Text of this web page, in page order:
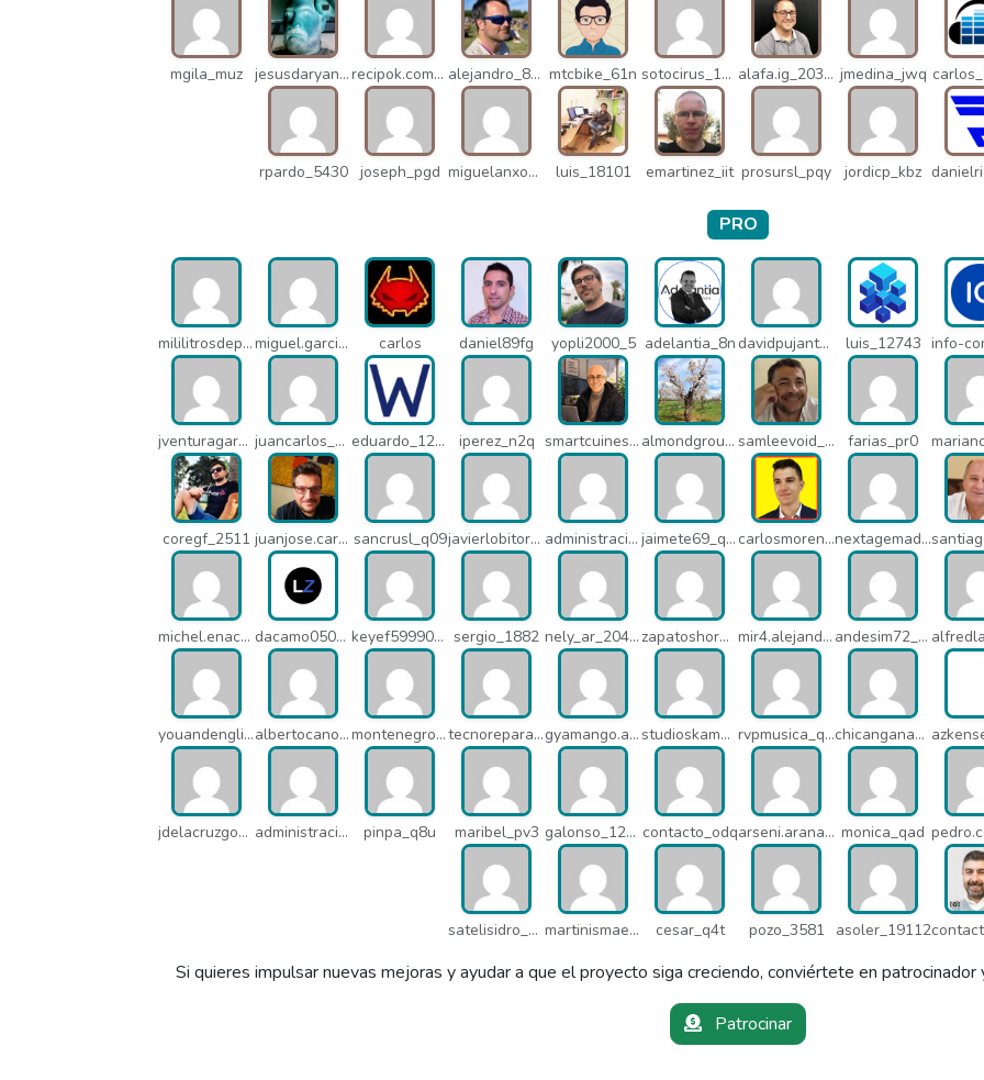
mgila_muz jesusdaryanani_mko recipok.com_n5u alejandro_8931 mtcbike_61n sotocirus_11872 alafa.ig_20338 jmedina_jwq
rpardo_5430 joseph_pgd miguelanxogomez_21982 luis_18101 emartinez_iit prosursl_pqy jordicp_kbz
PRO
mililitrosdeperfume_lao miguel.garcia_l25 carlos daniel89fg yopli2000_5 adelantia_8n davidpujantelopez_mrf luis_12743
jventuragarcia_13040 juancarlos_ptr eduardo_12367 iperez_n2q smartcuines_1378 almondgroup1984_pjc samleevoid_n58 farias_pr0
coregf_2511 juanjose.carmona_182 sancrusl_q09 javierlobitort_pz2 administracion_q24 jaimete69_q26 carlosmorenogil_16533 nextagemadrid_lpj
michel.enacsl_o1y dacamo0502_q4e keyef59990_q4h sergio_1882 nely_ar_20403 zapatoshormacuatro_q5b mir4.alejandrov_q5i andesim72_pa3
youandenglish_q64 albertocano_q5l montenegroasesores1975_q7b tecnoreparacionesmedellin_q7c gyamango.admin_q7d studioskamaleon_owz rvpmusica_q7i chicangana01x_q7o
jdelacruzgonzalez2015_q8e administracion_pua pinpa_q8u maribel_pv3 galonso_12031 contacto_odq arseni.arana_16484 monica_qad
satelisidro_pt5 martinismaelima_qbd cesar_q4t pozo_3581 asoler_19112
Si quieres impulsar nuevas mejoras y ayudar a que el proyecto siga creciendo, conviértete en
Patrocinar